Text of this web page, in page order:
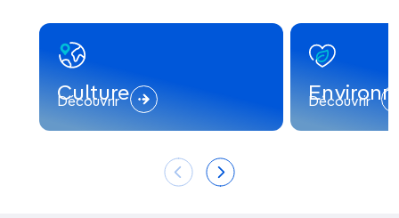
Culture
Découvrir Découvrir